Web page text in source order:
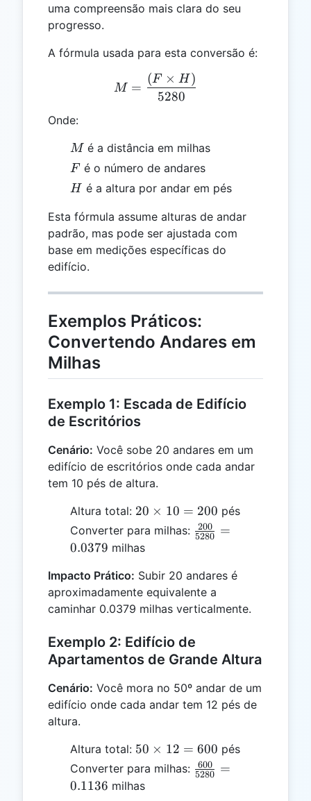
uma compreensão mais clara do seu
progresso.
A fórmula usada para esta conversão é:
M = \frac{(F \times
M =
5280
(F × H )
Onde:
M
M é a distância em milhas
F
F é o número de andares
H
H é a altura por andar em pés
Esta fórmula assume alturas de andar
padrão, mas pode ser ajustada com
base em medições específicas do
edifício.
Exemplos Práticos:
Convertendo Andares em
Milhas
Exemplo 1: Escada de Edifício
de Escritórios
Cenário: Você sobe 20 andares em um
edifício de escritórios onde cada andar
tem 10 pés de altura.
Altura total: 20
\times
10 =
20 × 10 = 200 pés
Converter para milhas: \frac{200}
5280
200
=
0.0379 milhas
Impacto Prático: Subir 20 andares é
aproximadamente equivalente a
caminhar 0.0379 milhas verticalmente.
Exemplo 2: Edifício de
Apartamentos de Grande Altura
Cenário: Você mora no 50º andar de um
edifício onde cada andar tem 12 pés de
altura.
Altura total: 50
\times
12 =
50 × 12 = 600 pés
Converter para milhas: \frac{600}
5280
600
=
0.1136 milhas